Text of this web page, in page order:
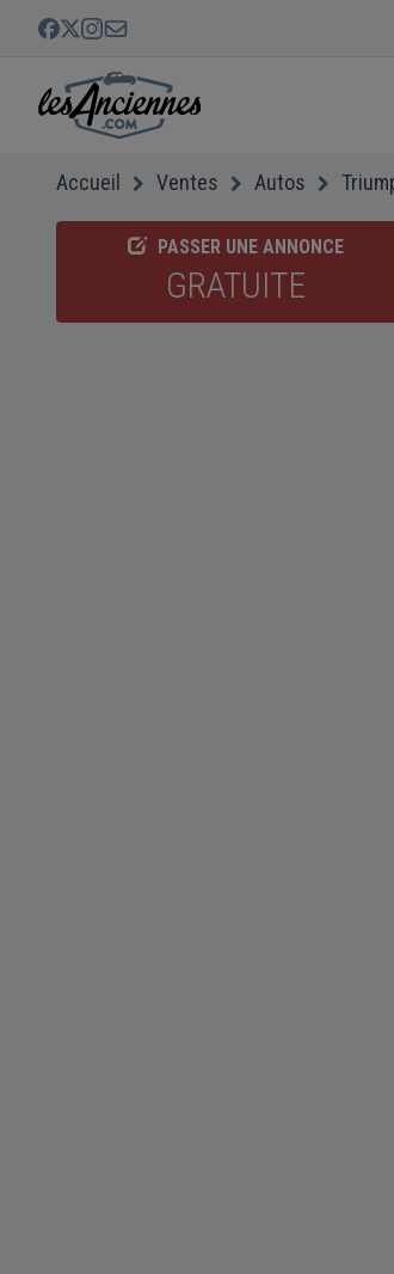
Accueil Ventes Autos
PASSER UNE ANNONCE
GRATUITE